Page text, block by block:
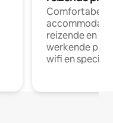
Comfortabele
reizende en
werkende
wifi en